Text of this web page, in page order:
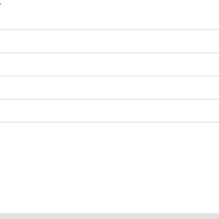
photos to bring the past to life, you’ll gain a
Hitler’s bunker, symbols of Nazi power, and modern-
Even the city’s most unassuming corners are
their significance. More than just a sightseeing
memory and ever-changing identity. By the end of